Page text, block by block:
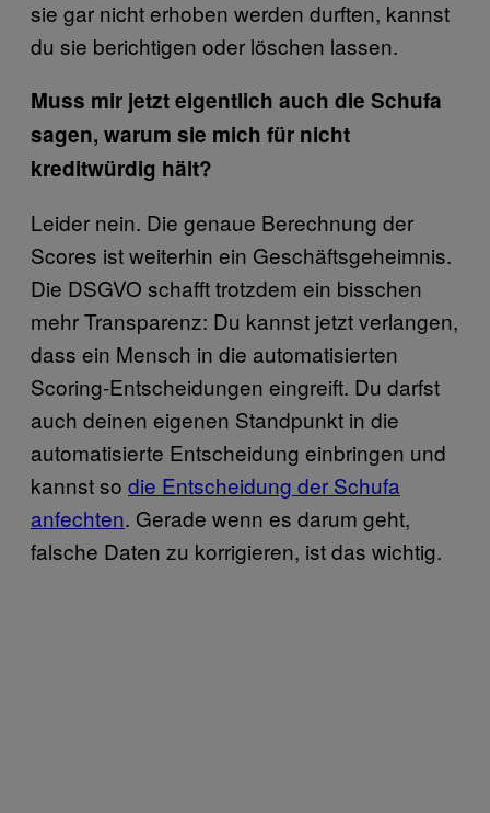
sie gar nicht erhoben werden durften, kannst
du sie berichtigen oder löschen lassen.
Muss mir jetzt eigentlich auch die Schufa
sagen, warum sie mich für nicht
kreditwürdig hält?
Leider nein. Die genaue Berechnung der
Scores ist weiterhin ein Geschäftsgeheimnis.
Die DSGVO schafft trotzdem ein bisschen
mehr Transparenz: Du kannst jetzt verlangen,
dass ein Mensch in die automatisierten
Scoring-Entscheidungen eingreift. Du darfst
auch deinen eigenen Standpunkt in die
automatisierte Entscheidung einbringen und
kannst so die Entscheidung der Schufa
anfechten. Gerade wenn es darum geht,
falsche Daten zu korrigieren, ist das wichtig.